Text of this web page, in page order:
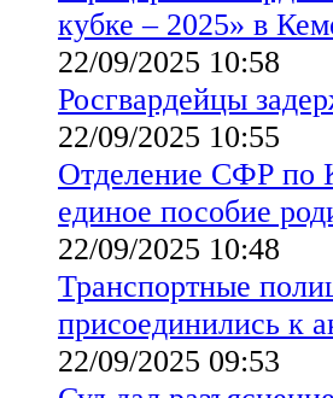
кубке – 2025» в
22/09/2025 10:58
Росгвардейцы
22/09/2025 10:55
Отделение СФР по
единое пособие
22/09/2025 10:48
Транспортные
присоединились к
22/09/2025 09:53